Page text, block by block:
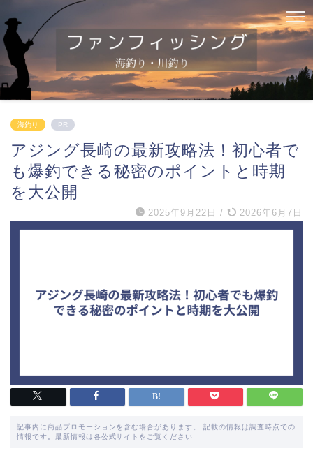
海釣り PR
アジング長崎の最新攻略法！初心者で
も爆釣できる秘密のポイントと時期
を大公開
2025年9月22日 / 2026年6月7日
記事内に商品プロモーションを含む場合があります。 記載の情報は調査時点での
情報です。最新情報は各公式サイトをご覧ください